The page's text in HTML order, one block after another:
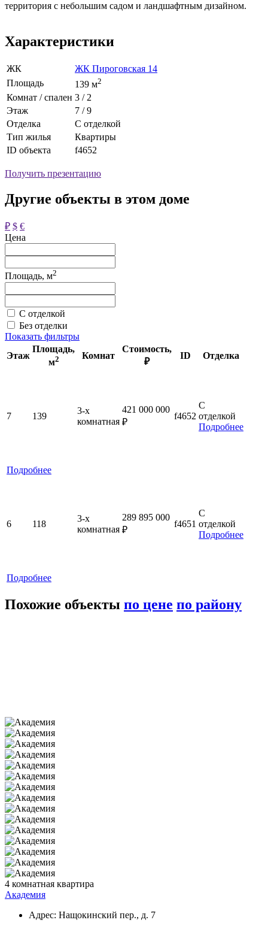
территория с небольшим садом и ландшафтным дизайном.
Характеристики
ЖК
ЖК Пироговская 14
Площадь
139 м2
Комнат / спален 3 / 2
Этаж
7 / 9
Отделка
С отделкой
Тип жилья
Квартиры
ID объекта
f4652
Получить презентацию
Другие объекты в этом доме
₽ $ €
Цена
Площадь, м2
С отделкой
Без отделки
Показать фильтры
Этаж
Площадь,
м2 Комнат
Стоимость,
₽
ID Отделка
7 139
3-x
комнатная
421 000 000
₽
f4652
С
отделкой
Подробнее
Подробнее
6 118
3-x
комнатная
289 895 000
₽
f4651
С
отделкой
Подробнее
Подробнее
Похожие объекты по цене по району
4 комнатная квартира
Академия
Адрес: Нащокинский пер., д. 7